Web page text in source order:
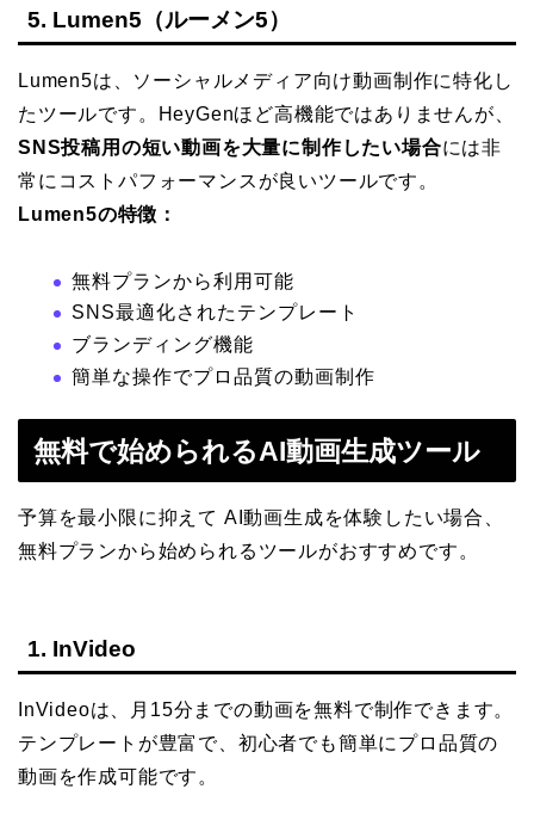
5. Lumen5（ルーメン5）
Lumen5は、ソーシャルメディア向け動画制作に特化し
たツールです。HeyGenほど高機能ではありませんが、
SNS投稿用の短い動画を大量に制作したい場合には非
常にコストパフォーマンスが良いツールです。
Lumen5の特徴：
無料プランから利用可能
SNS最適化されたテンプレート
ブランディング機能
簡単な操作でプロ品質の動画制作
無料で始められるAI動画生成ツール
予算を最小限に抑えて AI動画生成を体験したい場合、
無料プランから始められるツールがおすすめです。
1. InVideo
InVideoは、月15分までの動画を無料で制作できます。
テンプレートが豊富で、初心者でも簡単にプロ品質の
動画を作成可能です。